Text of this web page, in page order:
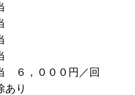
６，０００円／回
あり